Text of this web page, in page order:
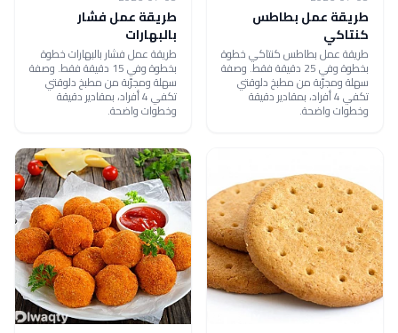
طريقة عمل بطاطس
كنتاكي
طريقة عمل بطاطس كنتاكي خطوة
بخطوة وفي 25 دقيقة فقط. وصفة
سهلة ومجرّبة من مطبخ دلوقتي
تكفي 4 أفراد، بمقادير دقيقة
وخطوات واضحة.
طريقة عمل فشار
بالبهارات
طريقة عمل فشار بالبهارات خطوة
بخطوة وفي 15 دقيقة فقط. وصفة
سهلة ومجرّبة من مطبخ دلوقتي
تكفي 4 أفراد، بمقادير دقيقة
وخطوات واضحة.